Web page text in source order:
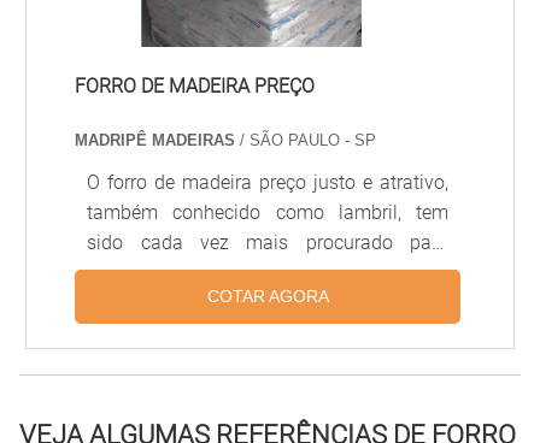
FORRO DE MADEIRA PREÇO
MADRIPÊ MADEIRAS / SÃO PAULO - SP
O forro de madeira preço justo e atrativo,
também conhecido como lambril, tem
sido cada vez mais procurado para
decoração dos mais diversos tipos de
ambiente. Além de deixar qualquer canto
sido procurado para revestimento de
COTAR AGORA
VEJA ALGUMAS REFERÊNCIAS DE FORRO